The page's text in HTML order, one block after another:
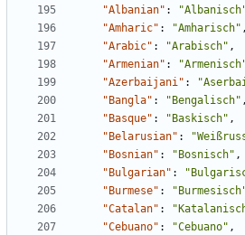
"Albanian" :
"Amharic" : "Amharisch" ,
"Arabic" : "Arabisch" ,
"Armenian" :
"Azerbaijani" :
"Bangla" : "Bengalisch" ,
"Basque" : "Baskisch" ,
"Belarusian" :
"Bosnian" : "Bosnisch" ,
"Bulgarian" :
"Burmese" :
"Catalan" :
"Cebuano" : "Cebuano" ,